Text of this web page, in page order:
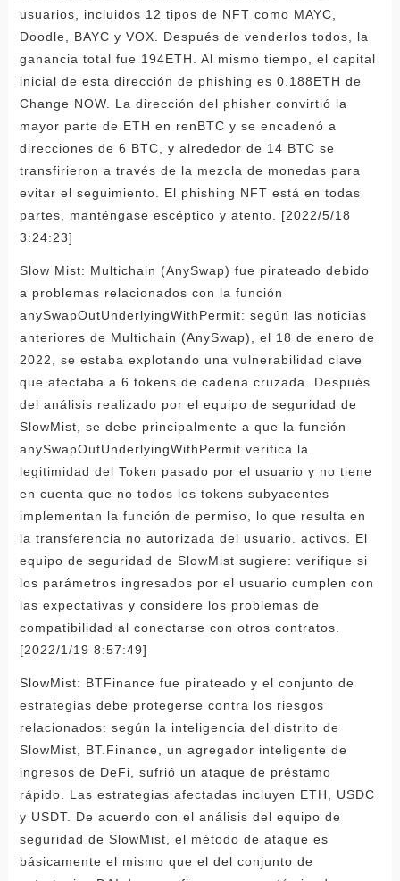
usuarios, incluidos 12 tipos de NFT como MAYC,
Doodle, BAYC y VOX. Después de venderlos todos, la
ganancia total fue 194ETH. Al mismo tiempo, el capital
inicial de esta dirección de phishing es 0.188ETH de
Change NOW. La dirección del phisher convirtió la
mayor parte de ETH en renBTC y se encadenó a
direcciones de 6 BTC, y alrededor de 14 BTC se
transfirieron a través de la mezcla de monedas para
evitar el seguimiento. El phishing NFT está en todas
partes, manténgase escéptico y atento. [2022/5/18
3:24:23]
Slow Mist: Multichain (AnySwap) fue pirateado debido
a problemas relacionados con la función
anySwapOutUnderlyingWithPermit: según las noticias
anteriores de Multichain (AnySwap), el 18 de enero de
2022, se estaba explotando una vulnerabilidad clave
que afectaba a 6 tokens de cadena cruzada. Después
del análisis realizado por el equipo de seguridad de
SlowMist, se debe principalmente a que la función
anySwapOutUnderlyingWithPermit verifica la
legitimidad del Token pasado por el usuario y no tiene
en cuenta que no todos los tokens subyacentes
implementan la función de permiso, lo que resulta en
la transferencia no autorizada del usuario. activos. El
equipo de seguridad de SlowMist sugiere: verifique si
los parámetros ingresados ​​por el usuario cumplen con
las expectativas y considere los problemas de
compatibilidad al conectarse con otros contratos.
[2022/1/19 8:57:49]
SlowMist: BTFinance fue pirateado y el conjunto de
estrategias debe protegerse contra los riesgos
relacionados: según la inteligencia del distrito de
SlowMist, BT.Finance, un agregador inteligente de
ingresos de DeFi, sufrió un ataque de préstamo
rápido. Las estrategias afectadas incluyen ETH, USDC
y USDT. De acuerdo con el análisis del equipo de
seguridad de SlowMist, el método de ataque es
básicamente el mismo que el del conjunto de